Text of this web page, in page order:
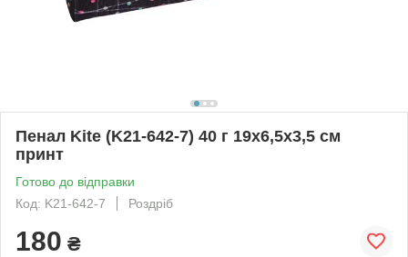
Пенал Kite (K21-642-7) 40 г 19x6,5x3,5 см
принт
Готово до відправки
Код: K21-642-7
Роздріб
180 ₴